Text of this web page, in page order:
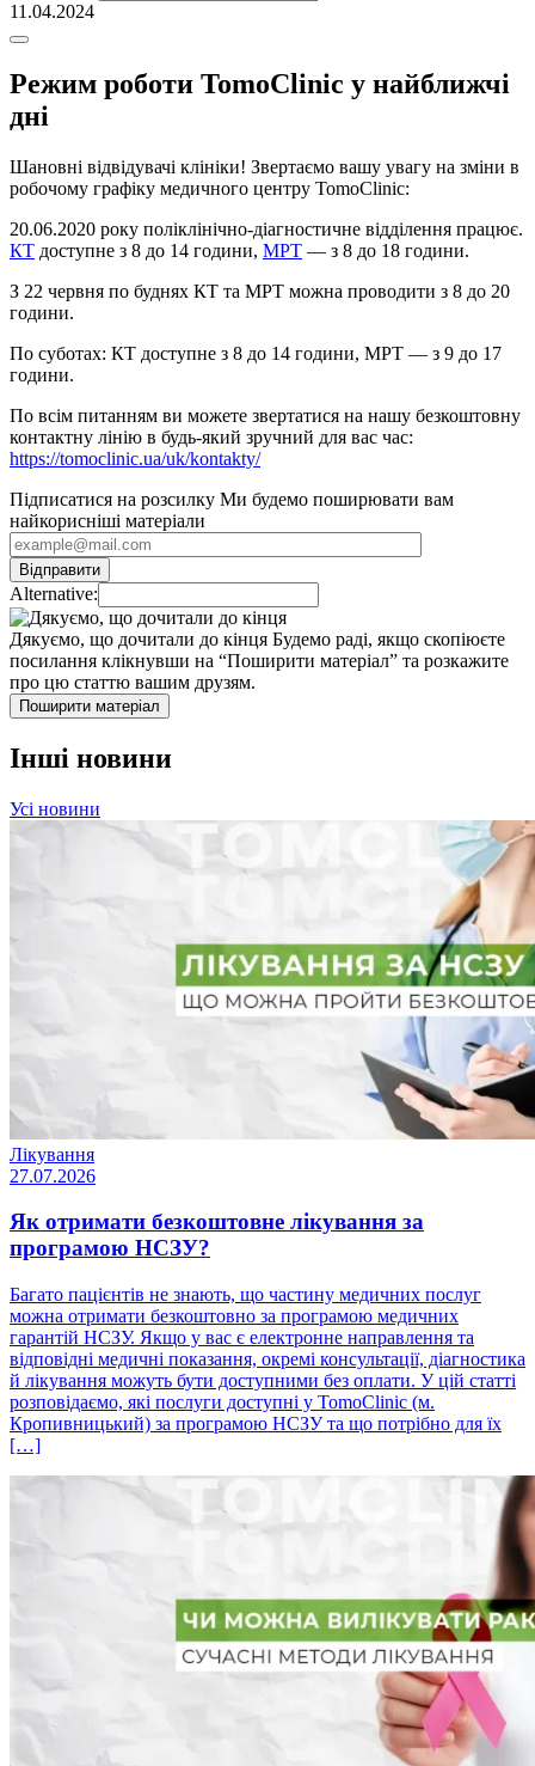
11.04.2024
Режим роботи TomoClinic у найближчі
дні
Шановні відвідувачі клініки! Звертаємо вашу увагу на зміни в
робочому графіку медичного центру TomoClinic:
20.06.2020 року поліклінічно-діагностичне відділення працює.
КТ доступне з 8 до 14 години, МРТ — з 8 до 18 години.
З 22 червня по буднях КТ та МРТ можна проводити з 8 до 20
години.
По суботах: КТ доступне з 8 до 14 години, МРТ — з 9 до 17
години.
По всім питанням ви можете звертатися на нашу безкоштовну
контактну лінію в будь-який зручний для вас час:
https://tomoclinic.ua/uk/kontakty/
Підписатися на розсилку Ми будемо поширювати вам
найкорисніші матеріали
Alternative:
Дякуємо, що дочитали до кінця Будемо раді, якщо скопіюєте
посилання клікнувши на “Поширити матеріал” та розкажите
про цю статтю вашим друзям.
Поширити матеріал
Інші новини
Усі новини
Лікування
27.07.2026
Як отримати безкоштовне лікування за
програмою НСЗУ?
Багато пацієнтів не знають, що частину медичних послуг
можна отримати безкоштовно за програмою медичних
гарантій НСЗУ. Якщо у вас є електронне направлення та
відповідні медичні показання, окремі консультації, діагностика
й лікування можуть бути доступними без оплати. У цій статті
розповідаємо, які послуги доступні у TomoClinic (м.
Кропивницький) за програмою НСЗУ та що потрібно для їх
[…]